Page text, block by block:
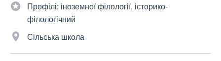
Профілі: іноземної філології, історико-
філологічний
Сільська школа